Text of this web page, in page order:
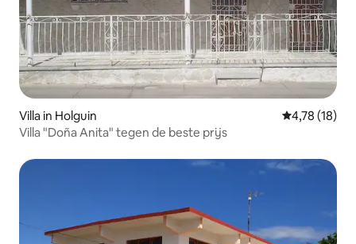
Villa in Holguin Gemiddelde
4,78 (18)
Villa "Doña Anita" tegen de beste prijs